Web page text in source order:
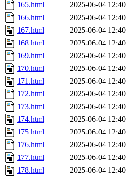
165.html
2025-06-04 12:40
166.html
2025-06-04 12:40
167.html
2025-06-04 12:40
168.html
2025-06-04 12:40
169.html
2025-06-04 12:40
170.html
2025-06-04 12:40
171.html
2025-06-04 12:40
172.html
2025-06-04 12:40
173.html
2025-06-04 12:40
174.html
2025-06-04 12:40
175.html
2025-06-04 12:40
176.html
2025-06-04 12:40
177.html
2025-06-04 12:40
178.html
2025-06-04 12:40